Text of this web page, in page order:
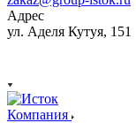
Адрес
ул. Аделя Кутуя, 151
Компания